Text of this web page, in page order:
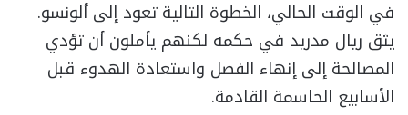
في الوقت الحالي، الخطوة التالية تعود إلى ألونسو.
يثق ريال مدريد في حكمه لكنهم يأملون أن تؤدي
المصالحة إلى إنهاء الفصل واستعادة الهدوء قبل
الأسابيع الحاسمة القادمة.